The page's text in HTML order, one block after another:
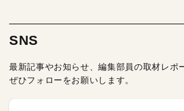
SNS
最新記事やお知らせ、編集部員の取材レポ
ぜひフォローをお願いします。